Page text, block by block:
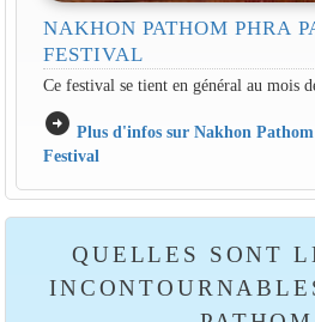
NAKHON PATHOM PHRA
FESTIVAL
Ce festival se tient en général au mois
arrow_circle_right Plus d'infos sur Nakhon
Festival
QUELLES SONT